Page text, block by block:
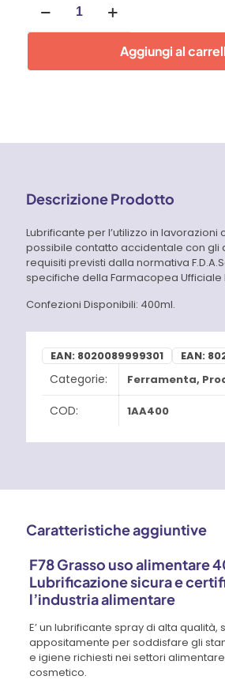
Grasso
uso
ml
Aggiungi al
Descrizione Prodotto
Lubrificante per l’utilizzo in lavorazioni
possibile contatto accidentale con gli
requisiti previsti dalla normativa
specifiche della Farmacopea Ufficiale
Confezioni Disponibili: 400ml.
EAN: 8020089999301 EAN:
Categorie: Ferramenta,
COD: 1AA400
Caratteristiche aggiuntive
F78 Grasso uso alimentare
Lubrificazione sicura e
l’industria alimentare
E’ un lubrificante spray di alta qualità,
appositamente per soddisfare gli
e igiene richiesti nei settori
cosmetico.